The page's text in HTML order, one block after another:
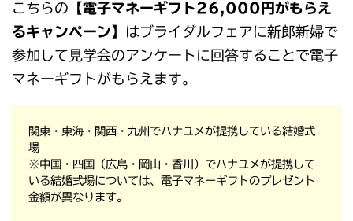
こちらの 【電子マネーギフト26,000円がもらえ
るキャンペーン】
はブライダルフェアに新郎新婦で
参加して見学会のアンケートに回答することで電子
マネーギフトがもらえます。
関東・東海・関西・九州でハナユメが提携している結婚式
場
※中国・四国（広島・岡山・香川）でハナユメが提携して
いる結婚式場については、電子マネーギフトのプレゼント
金額が異なります。